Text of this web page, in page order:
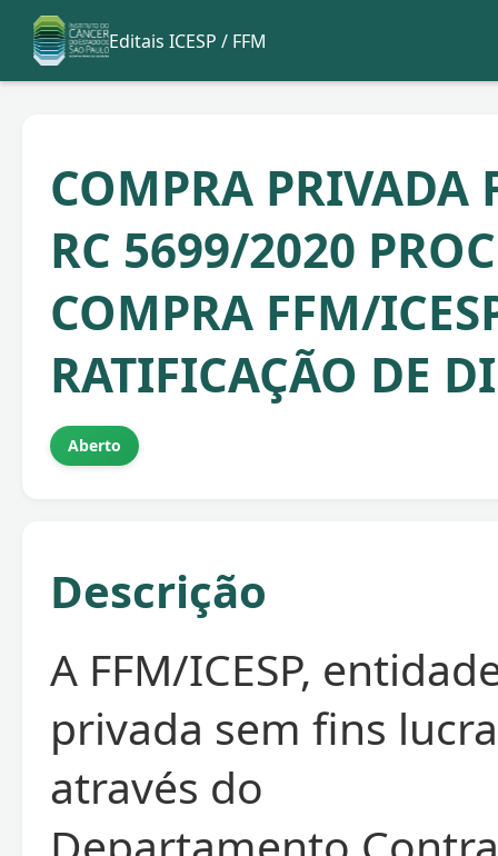
Editais ICESP / FFM
COMPRA PRIVADA
RC 5699/2020
COMPRA FFM/
RATIFICAÇÃO DE
Aberto
Descrição
A FFM/ICESP,
privada sem fins
através do